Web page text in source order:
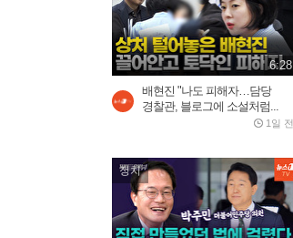
6:28
배현진 "나도 피해자…담당
경찰관, 블로그에 소설처럼...
1일 전
정치